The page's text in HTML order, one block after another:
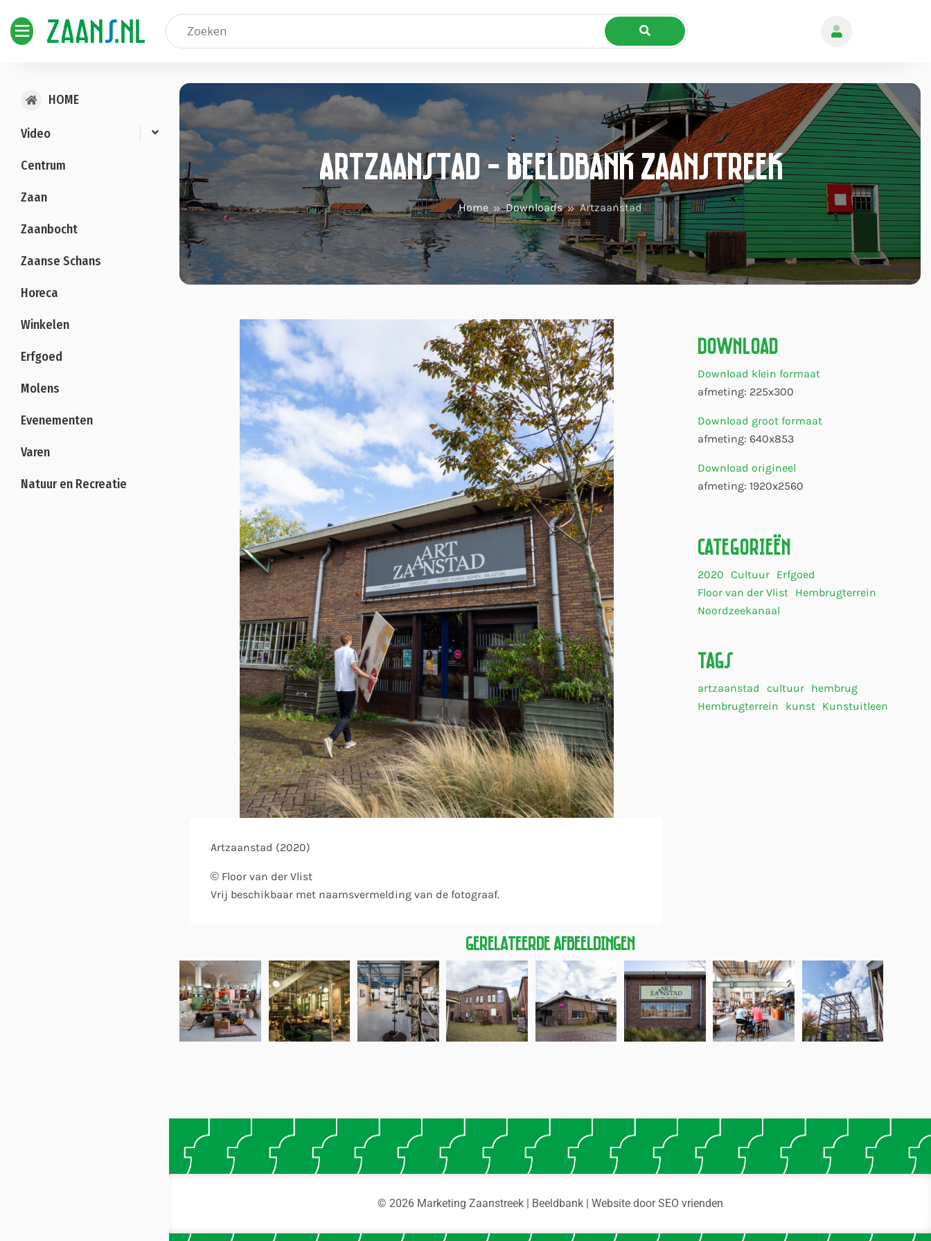
HOME
Video
Centrum
Zaan
Zaanbocht
Zaanse Schans
Horeca
Winkelen
Erfgoed
Molens
Evenementen
Varen
Natuur en Recreatie
Artzaanstad - Beeldbank Zaanstreek
Home Downloads Artzaanstad
Artzaanstad (2020)
© Floor van der Vlist
Vrij beschikbaar met naamsvermelding van de fotograaf.
Download
Download klein formaat
afmeting: 225x300
Download groot formaat
afmeting: 640x853
Download origineel
afmeting: 1920x2560
Categorieën
2020 Cultuur Erfgoed
Floor van der Vlist Hembrugterrein
Noordzeekanaal
Tags
artzaanstad cultuur hembrug
Hembrugterrein
kunst Kunstuitleen
Gerelateerde Afbeeldingen
© 2026 Marketing Zaanstreek | Beeldbank | Website doorSEO vrienden